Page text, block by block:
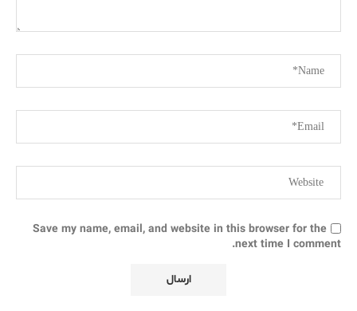
Save my name, email, and website in this browser for the
next time I comment.